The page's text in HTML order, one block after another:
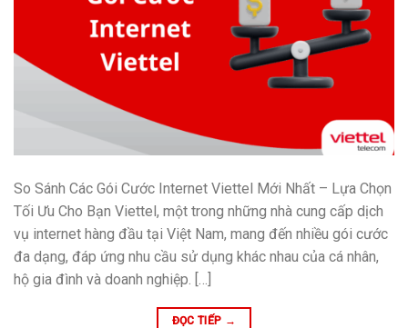
So Sánh Các Gói Cước Internet Viettel Mới Nhất – Lựa Chọn
Tối Ưu Cho Bạn Viettel, một trong những nhà cung cấp dịch
vụ internet hàng đầu tại Việt Nam, mang đến nhiều gói cước
đa dạng, đáp ứng nhu cầu sử dụng khác nhau của cá nhân,
hộ gia đình và doanh nghiệp. […]
ĐỌC TIẾP →